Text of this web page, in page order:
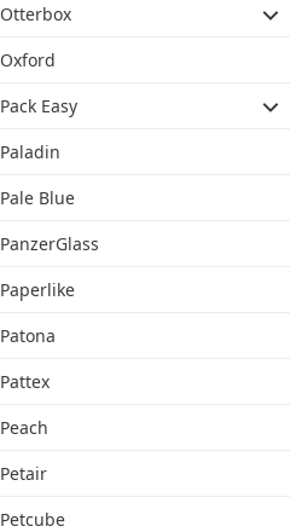
Otterbox
Oxford
Pack Easy
Paladin
Pale Blue
PanzerGlass
Paperlike
Patona
Pattex
Peach
Petair
Petcube